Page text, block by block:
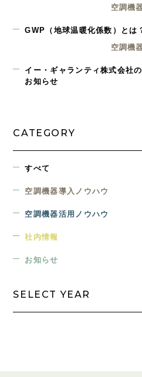
空調機
GWP（地球温暖化係数）とは
空調機
イー・ギャランティ株式会社
お知らせ
CATEGORY
すべて
空調機器導入ノウハウ
空調機器活用ノウハウ
社内情報
お知らせ
SELECT YEAR